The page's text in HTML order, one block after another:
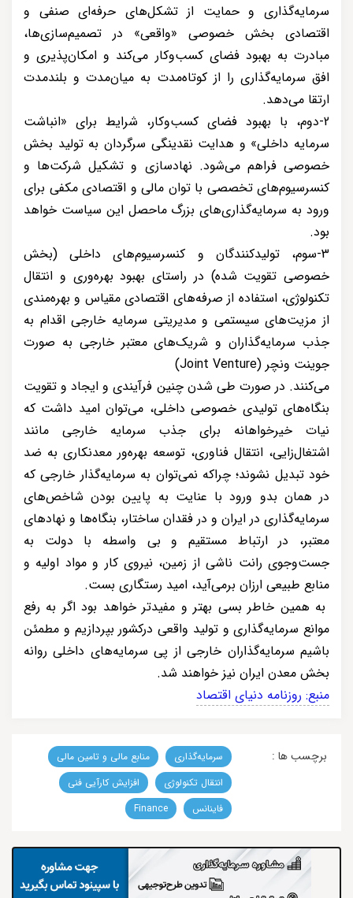
سرمایه‌گذاری و حمایت از تشکل‌های حرفه‌ای صنفی و
اقتصادی بخش خصوصی «واقعی» در تصمیم‌سازی‌ها،
مبادرت به بهبود فضای کسب‌وکار می‌کند و امکان‌پذیری و
افق سرمایه‌گذاری را از کوتاه‌مدت به میان‌مدت و بلندمدت
ارتقا می‌دهد.
2-دوم، با بهبود فضای کسب‌وکار، شرایط برای «انباشت
سرمایه داخلی» و هدایت نقدینگی سرگردان به تولید بخش
خصوصی فراهم می‌شود. نهادسازی و تشکیل شرکت‌ها و
کنسرسیوم‌های تخصصی با توان مالی و اقتصادی مکفی برای
ورود به سرمایه‌گذاری‌های بزرگ ماحصل این سیاست خواهد
بود.
3-سوم، تولیدکنندگان و کنسرسیوم‌های داخلی (بخش
خصوصی تقویت شده) در راستای بهبود بهره‌وری و انتقال
تکنولوژی، استفاده از صرفه‌های اقتصادی مقیاس و بهره‌مندی
از مزیت‌های سیستمی ‌و مدیریتی سرمایه خارجی اقدام به
جذب سرمایه‌گذاران و شریک‌های معتبر خارجی به صورت
جوینت ونچر (Joint Venture)
می‌کنند. در صورت طی شدن چنین فرآیندی و ایجاد و تقویت
بنگاه‌های تولیدی خصوصی داخلی، می‌توان امید داشت که
نیات خیرخواهانه برای جذب سرمایه خارجی مانند
اشتغال‌زایی، انتقال فناوری، توسعه بهره‌ور معدنکاری به ضد
خود تبدیل نشوند؛ چراکه نمی‌توان به سرمایه‌گذار خارجی که
در همان بدو ورود با عنایت به پایین بودن شاخص‌های
سرمایه‌گذاری در ایران و در فقدان ساختار، بنگاه‌ها و نهادهای
معتبر، در ارتباط مستقیم و بی واسطه با دولت به
جست‌وجوی رانت ناشی از زمین، نیروی کار و مواد اولیه و
منابع طبیعی ارزان برمی‌آید، امید رستگاری بست.
به همین خاطر بسی بهتر و مفیدتر خواهد بود اگر به رفع
موانع سرمایه‌گذاری و تولید واقعی درکشور بپردازیم و مطمئن
باشیم سرمایه‌گذاران خارجی از پی سرمایه‌های داخلی روانه
بخش معدن ایران نیز خواهند شد.
منبع: روزنامه دنیای اقتصاد
برچسب ها : سرمایه‌گذاری
منابع مالی و تامین مالی
انتقال تکنولوژی
افزایش کارآیی فنی
فاینانس
Finance